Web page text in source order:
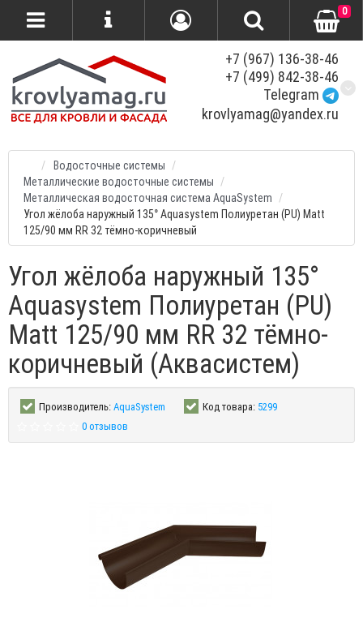
+7 (967) 136-38-46
+7 (499) 842-38-46
Telegram
krovlyamag@yandex.ru
0
Водосточные системы
Металлические водосточные системы
Металлическая водосточная система AquaSystem
Угол жёлоба наружный 135° Aquasystem Полиуретан (PU) Matt
125/90 мм RR 32 тёмно-коричневый
Угол жёлоба наружный 135°
Aquasystem Полиуретан (PU)
Matt 125/90 мм RR 32 тёмно-
коричневый (Аквасистем)
Производитель:AquaSystem Код товара: 5299
0 отзывов